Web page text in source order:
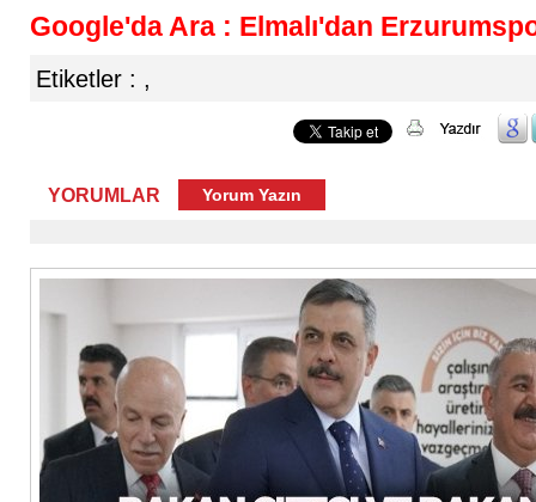
Google'da Ara : Elmalı'dan
Etiketler : ,
YORUMLAR Yorum Yazın